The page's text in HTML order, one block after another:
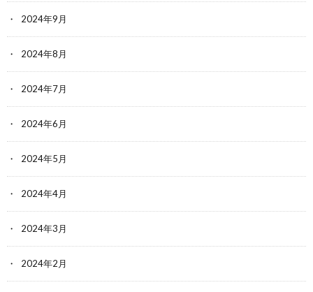
2024年9月
2024年8月
2024年7月
2024年6月
2024年5月
2024年4月
2024年3月
2024年2月